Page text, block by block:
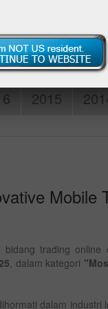
Deposit
2015
Mobile
trading online
, dalam kategori
dalam industri